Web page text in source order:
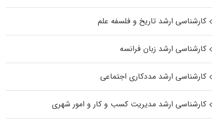
کارشناسی ارشد تاریخ و فلسفه علم
کارشناسی ارشد زبان فرانسه
کارشناسی ارشد مددکاری اجتماعی
کارشناسی ارشد مدیریت کسب و کار و امور شهری